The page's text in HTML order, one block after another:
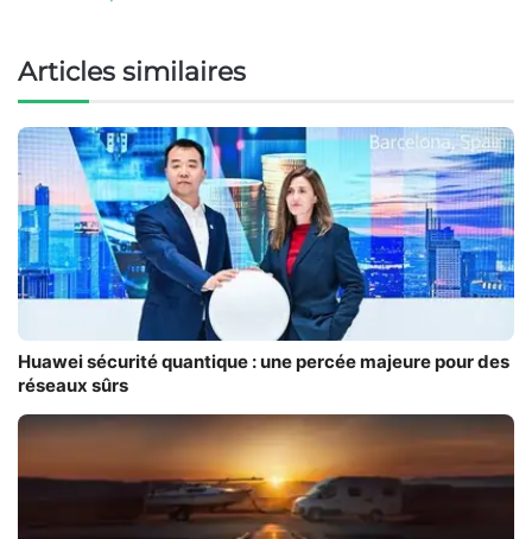
Articles similaires
Huawei sécurité quantique : une percée majeure pour des
réseaux sûrs